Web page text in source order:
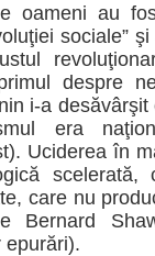
oameni au
sociale”
despre
i-a
era
Uciderea în
care nu
Bernard
epurări).